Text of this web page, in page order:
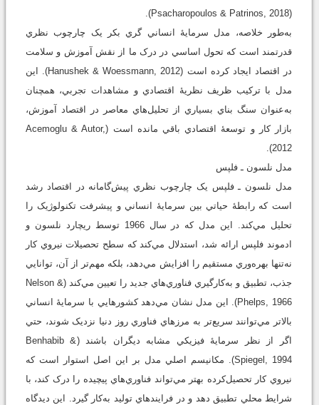
(Psacharopoulos & Patrinos, 2018).
به‌طور خلاصه، مدل سرمايۀ انساني گري بکر يک چارچوب نظري
قدرتمند است که تحول اساسي در درک ما از نقش آموزش و سلامت
در اقتصاد ايجاد کرده است (Hanushek & Woessmann, 2012). اين
مدل با ترکيب ظريف نظريۀ اقتصادي و مشاهدات تجربي، همچنان
به‌عنوان سنگ بناي بسياري از تحليل‌هاي معاصر در اقتصاد آموزش،
بازار کار و توسعۀ اقتصادي باقي مانده است (Acemoglu & Autor,
2012).
مدل نلسون ـ فلپس
مدل نلسون ـ فلپس يک چارچوب نظري پيش‌گامانه در اقتصاد رشد
است که رابطۀ حياتي بين سرمايۀ انساني و پيشرفت تکنولوژيک را
تحليل مي‌کند. اين مدل که در سال 1966 توسط ريچارد نلسون و
ادموند فلپس ارائه شد، استدلال مي‌کند که سطح تحصيلات نيروي کار
نه‌تنها بهره‌وري مستقيم را افزايش مي‌دهد، بلکه مهم‌تر از آن، توانايي
جذب، تطبيق و به‌کارگيري فناوري‌هاي جديد را تعيين مي‌کند (Nelson &
Phelps, 1966). اين مدل نشان مي‌دهد کشورهايي با سرمايۀ انساني
بالاتر مي‌توانند سريع‌تر به مرزهاي فناوري روز دنيا نزديک شوند، حتي
اگر از نظر سرمايۀ فيزيکي مشابه ديگران باشند (Benhabib &
Spiegel, 1994). مکانيسم اصلي مدل بر اين اصل استوار است که
نيروي کار تحصيل‌کرده بهتر مي‌تواند فناوري‌هاي پيچيده را درک کند، با
شرايط محلي تطبيق دهد و در فرايندهاي توليد به‌کار گيرد. اين ديدگاه